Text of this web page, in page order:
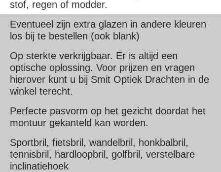
stof, regen of modder.
Eventueel zijn extra glazen in andere kleuren
los bij te bestellen (ook blank)
Op sterkte verkrijgbaar. Er is altijd een
optische oplossing. Voor prijzen en vragen
hierover kunt u bij Smit Optiek Drachten in de
winkel terecht.
Perfecte pasvorm op het gezicht doordat het
montuur gekanteld kan worden.
Sportbril, fietsbril, wandelbril, honkbalbril,
tennisbril, hardloopbril, golfbril, verstelbare
inclinatiehoek